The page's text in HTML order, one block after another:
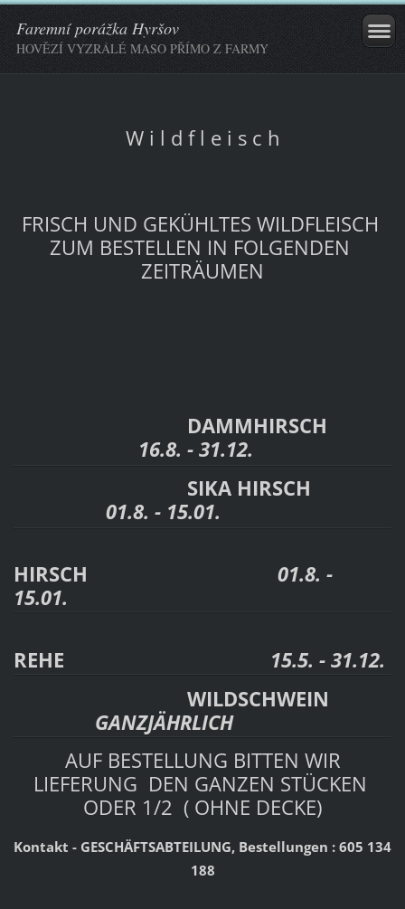
Faremní porážka Hyršov
HOVĚZÍ VYZRÁLÉ MASO PŘÍMO Z FARMY
W i l d f l e i s c h
FRISCH UND GEKÜHLTES WILDFLEISCH
ZUM BESTELLEN IN FOLGENDEN
ZEITRÄUMEN
DAMMHIRSCH
16.8. - 31.12.
SIKA HIRSCH
01.8. - 15.01.
HIRSCH
01.8. -
15.01.
REHE
15.5. - 31.12.
WILDSCHWEIN
GANZJÄHRLICH
AUF BESTELLUNG BITTEN WIR
LIEFERUNG DEN GANZEN STÜCKEN
ODER 1/2 ( OHNE DECKE)
Kontakt - GESCHÄFTSABTEILUNG, Bestellungen : 605 134
188